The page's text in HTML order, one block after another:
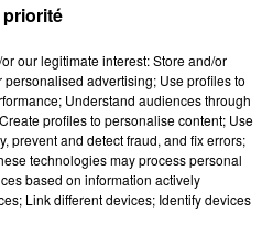
priorité
our legitimate interest: Store and/or
advertising; Use profiles to
Understand audiences through
profiles to personalise content; Use
prevent and detect fraud, and fix errors;
technologies may process personal
based on information actively
Link different devices; Identify devices